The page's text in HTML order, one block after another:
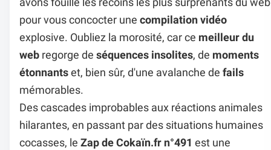
pour vous concocter une compilation vidéo
explosive. Oubliez la morosité, car ce meilleur du
web regorge de séquences insolites, de moments
étonnants et, bien sûr, d'une avalanche de fails
mémorables.
Des cascades improbables aux réactions animales
hilarantes, en passant par des situations humaines
cocasses, le Zap de Cokaïn.fr n°491 est une